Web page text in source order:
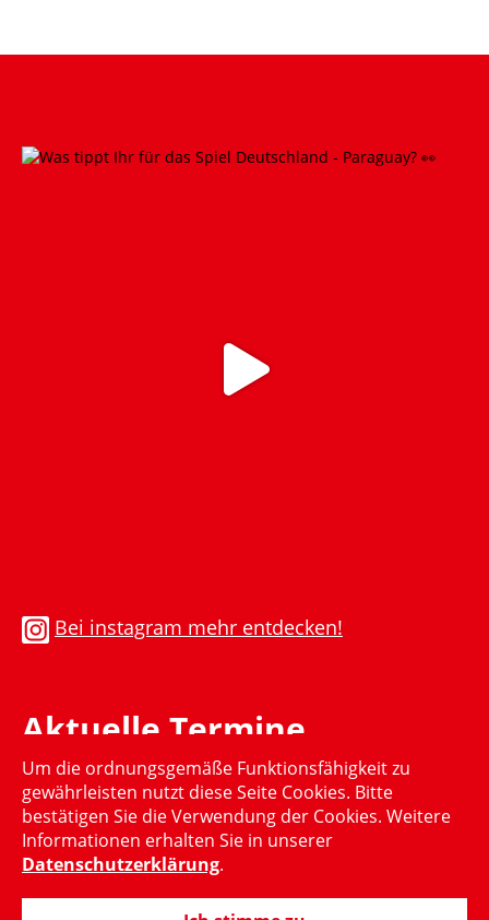
Bei instagram mehr entdecken!
Aktuelle Termine
Momentan gibt es keinen aktuellen Termin
Um die ordnungsgemäße Funktionsfähigkeit zu
gewährleisten nutzt diese Seite Cookies. Bitte
bestätigen Sie die Verwendung der Cookies. Weitere
Informationen erhalten Sie in unserer
Datenschutzerklärung.